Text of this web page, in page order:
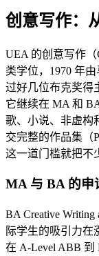
创意写作：
UEA 的创意写作（
类学位，1970 年
过好几位布克奖
它继续在 MA 和
歌、小说、非虚构
交完整的作品集（
这一道门槛就把不
MA 与 BA 的申
BA Creative
际学生的吸引力在
在 A-Level ABB